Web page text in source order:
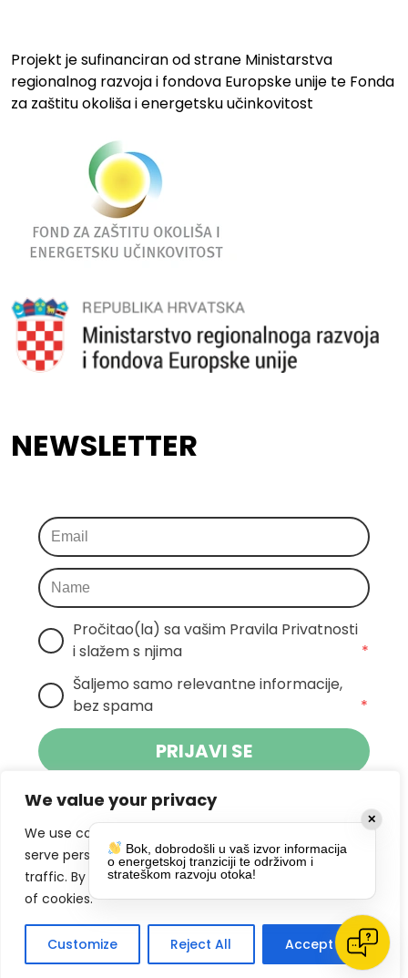
We value your privacy
We use cookies to enhance your browsing experience,
serve personalized ads or content, and analyze our
traffic. By clicking "Accept All", you consent to our use
of cookies.
Customize Reject All Accept All
Projekt je sufinanciran od strane Ministarstva
regionalnog razvoja i fondova Europske unije te Fonda
za zaštitu okoliša i energetsku učinkovitost
NEWSLETTER
Pročitao(la) sa vašim Pravila Privatnosti
i slažem s njima
*
Šaljemo samo relevantne informacije,
bez spama
*
PRIJAVI SE
Klikom na gumb dajete suglasnost za
primanje novosti Pokreta Otoka te se
slažete spolitikom privatnosti.
DRUŠTVENE MREŽE
✕
Bok, dobrodošli u vaš izvor informacija
o energetskoj tranziciji te održivom i
strateškom razvoju otoka!